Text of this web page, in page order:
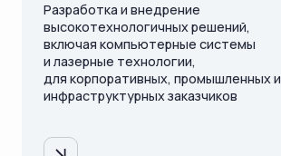
Разработка и внедрение
высокотехнологичных решений,
включая компьютерные системы
и лазерные технологии,
для корпоративных, промышленных и
инфраструктурных заказчиков